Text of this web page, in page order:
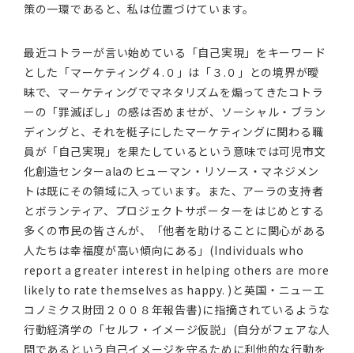
策の一環であると、私は位置づけています。
最近コトラーが言い始めている「自己実現」をキーワード
とした「マーケティング４.０」は「３.０」との境界が曖
昧で、マーケティングでマネタリズムを煽ってきたコトラ
ーの「罪滅ぼし」の感は否めませが、ソーシャル・ブラン
ディングと、それを梃子にしたマーケティングに関わる職
員が「自己実現」を果たしているという意味では可児市文
化創造センターalaのヒューマン・リソース・マネジメン
トは既にその領域に入っています。また、アーラの支持者
とボランティア、プロジェクトサポーターをはじめとする
多くの市民の皆さんが、「他者を助けることに関心がある
人たちは幸福度が高い傾向にある」(Individuals who
report a greater interest in helping others are more
likely to rate themselves as happy. )と英国・ニューエ
コノミクス財団２００８年報告書)に指摘されているような
行動経済学の「セルフ・イメージ仮説」(自分がフェアな人
間であるという自己イメージを守るために利他的な行動を